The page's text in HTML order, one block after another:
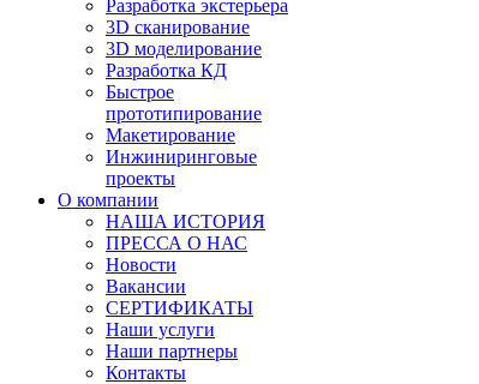
Разработка экстерьера
3D сканирование
3D моделирование
Разработка КД
Быстрое
прототипирование
Макетирование
Инжиниринговые
проекты
О компании
НАША ИСТОРИЯ
ПРЕССА О НАС
Новости
Вакансии
СЕРТИФИКАТЫ
Наши услуги
Наши партнеры
Контакты